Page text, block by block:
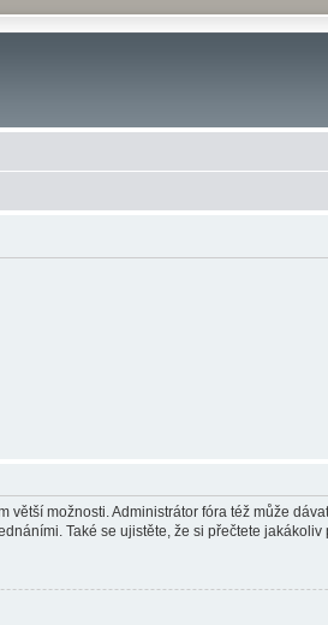
možnosti. Administrátor fóra též může
Také se ujistěte, že si přečtete